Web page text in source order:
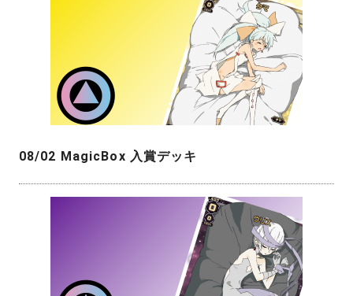
08/02 MagicBox 入賞デッキ